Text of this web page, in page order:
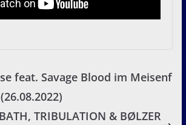
feat. Savage Blood im Meisenf
TRIBULATION & BØLZER